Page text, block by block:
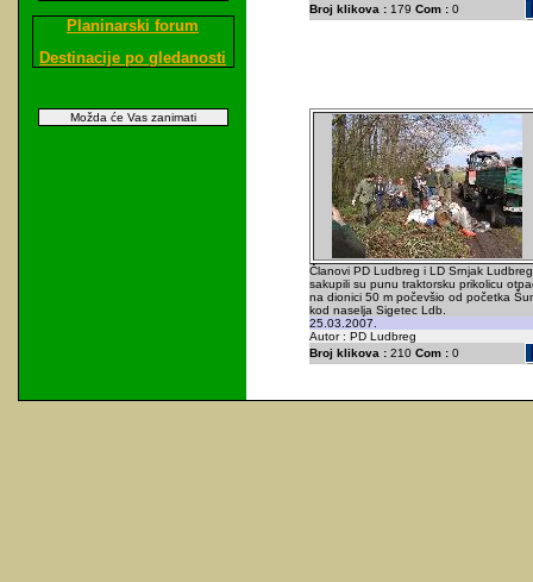
Planinarski forum
Destinacije po gledanosti
Možda će Vas zanimati
Broj klikova :179 Com :0
Članovi PD Ludbreg i LD Srnjak
sakupili su punu traktorsku prikolicu
na dionici 50 m počevšio od početka
kod naselja Sigetec Ldb.
25.03.2007.
Autor : PD Ludbreg
Broj klikova :210 Com :0